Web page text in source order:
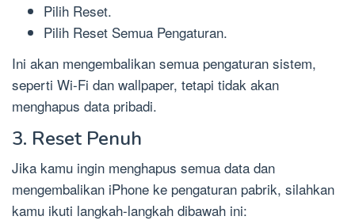
Pilih Reset.
Pilih Reset Semua Pengaturan.
Ini akan mengembalikan semua pengaturan sistem,
seperti Wi-Fi dan wallpaper, tetapi tidak akan
menghapus data pribadi.
3. Reset Penuh
Jika kamu ingin menghapus semua data dan
mengembalikan iPhone ke pengaturan pabrik, silahkan
kamu ikuti langkah-langkah dibawah ini: